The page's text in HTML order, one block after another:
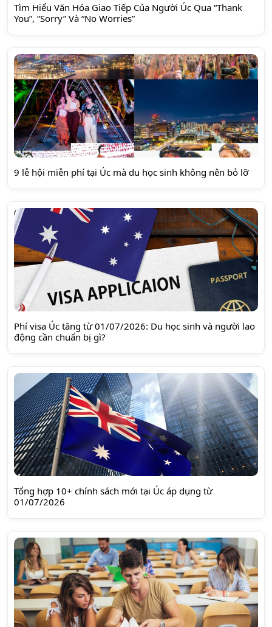
Tìm Hiểu Văn Hóa Giao Tiếp Của Người Úc Qua “Thank
You”, “Sorry” Và “No Worries”
9 lễ hội miễn phí tại Úc mà du học sinh không nên bỏ lỡ
Phí visa Úc tăng từ 01/07/2026: Du học sinh và người lao
động cần chuẩn bị gì?
Tổng hợp 10+ chính sách mới tại Úc áp dụng từ
01/07/2026